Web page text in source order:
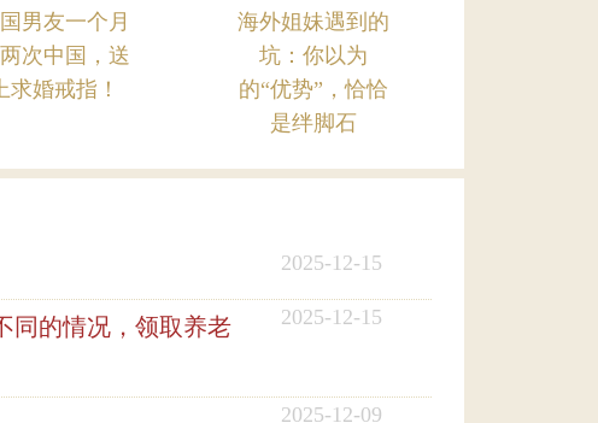
男友一个月
次中国，送
上求婚戒指！
海外姐妹遇到的
坑：你以为
的“优势”，恰恰
是绊脚石
2025-12-15
同的情况，领取养老
2025-12-15
2025-12-09